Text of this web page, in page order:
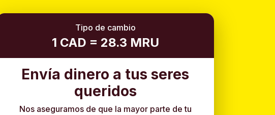
Tipo de cambio
1 CAD = 28.3 MRU
Envía dinero a tus seres
queridos
Nos aseguramos de que la mayor parte de tu